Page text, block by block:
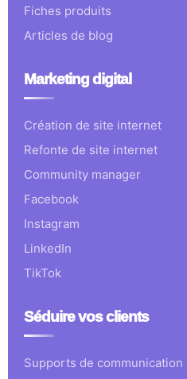
Fiches produits
Articles de blog
Marketing digital
Création de site internet
Refonte de site internet
Community manager
Facebook
Instagram
LinkedIn
TikTok
Séduire vos clients
Supports de communication